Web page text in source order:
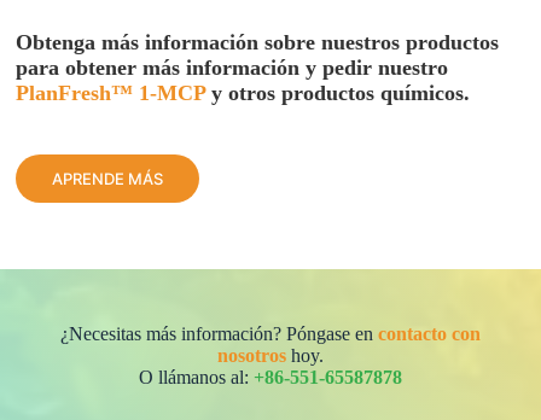
Obtenga más información sobre nuestros productos
para obtener más información y pedir nuestro
PlanFresh™ 1-MCPy otros productos químicos.
APRENDE MÁS
¿Necesitas más información? Póngase en contacto con
nosotros hoy.
O llámanos al: +86-551-65587878